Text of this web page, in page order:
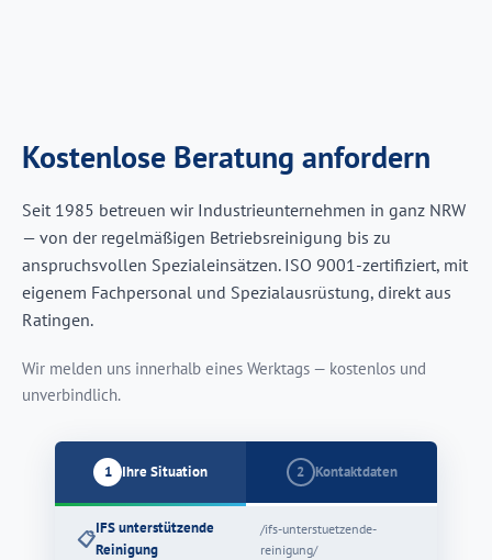
Kostenlose Beratung anfordern
Seit 1985 betreuen wir Industrieunternehmen in ganz NRW
— von der regelmäßigen Betriebsreinigung bis zu
anspruchsvollen Spezialeinsätzen. ISO 9001-zertifiziert, mit
eigenem Fachpersonal und Spezialausrüstung, direkt aus
Ratingen.
Wir melden uns innerhalb eines Werktags — kostenlos und
unverbindlich.
1 Ihre Situation 2 Kontaktdaten
📋IFS unterstützende
Reinigung
/ifs-unterstuetzende-
reinigung/